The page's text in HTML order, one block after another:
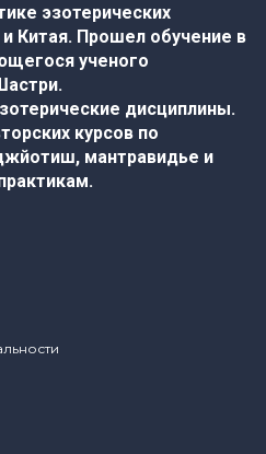
эзотерических
Китая. Прошел обучение в
ученого
дисциплины.
курсов по
мантравидье и